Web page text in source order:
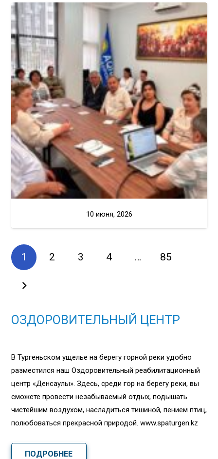
10 июня, 2026
1 2 3 4 … 85
ОЗДОРОВИТЕЛЬНЫЙ ЦЕНТР
В Тургеньском ущелье на берегу горной реки удобно
разместился наш Оздоровительный реабилитационный
центр «Денсаулық». Здесь, среди гор на берегу реки, вы
сможете провести незабываемый отдых, подышать
чистейшим воздухом, насладиться тишиной, пением птиц,
полюбоваться прекрасной природой. www.spaturgen.kz
ПОДРОБНЕЕ